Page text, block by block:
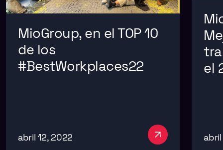
MioGroup, en el TOP 10
de los
#BestWorkplaces22
abril 12, 2022
el
abril